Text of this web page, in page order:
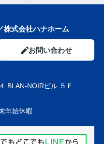
株式会社ハナホーム
お問い合わせ
BLAN-NOIRビル ５Ｆ
年始休暇